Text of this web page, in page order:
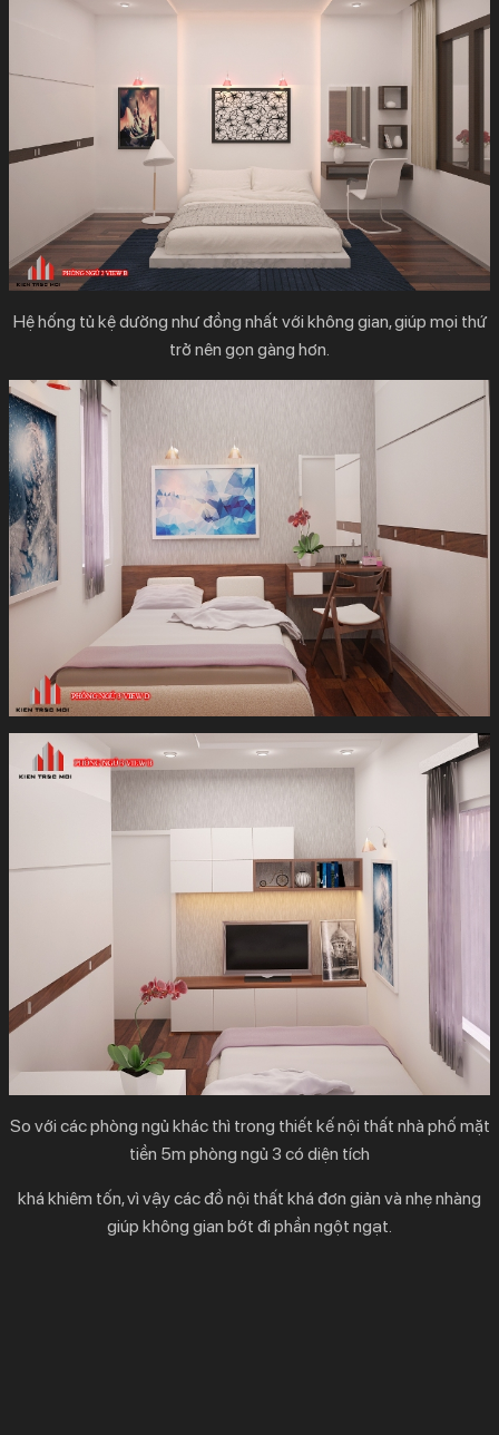
Hệ hống tủ kệ dường như đồng nhất với không gian, giúp mọi thứ
trở nên gọn gàng hơn.
So với các phòng ngủ khác thì trong thiết kế nội thất nhà phố mặt
tiền 5m phòng ngủ 3 có diện tích
khá khiêm tốn, vì vậy các đồ nội thất khá đơn giản và nhẹ nhàng
giúp không gian bớt đi phần ngột ngạt.